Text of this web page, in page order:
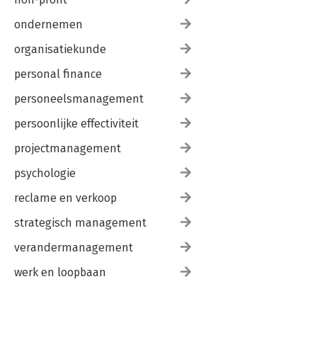
ondernemen
organisatiekunde
personal finance
personeelsmanagement
persoonlijke effectiviteit
projectmanagement
psychologie
reclame en verkoop
strategisch management
verandermanagement
werk en loopbaan